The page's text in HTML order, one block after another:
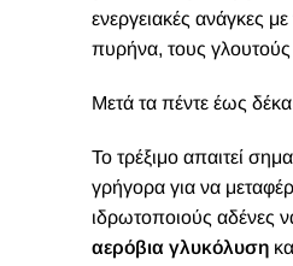
ενεργειακές ανάγκες
πυρήνα, τους
Μετά τα πέντε έως
Το τρέξιμο απαιτεί
γρήγορα για να
ιδρωτοποιούς αδένες
αερόβια γλυκόλυση